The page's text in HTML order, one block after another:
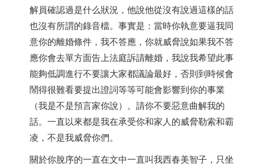
解員確認過是什么狀況，他說他從沒有說過這樣的話
也沒有所謂的錄音檔。事實是：當時你執意要逼我同
意你的離婚條件，我不答應，你就威脅說如果我不答
應你會去單方面告上法庭訴請離婚，我說我希望此事
能夠低調進行不要讓大家都議論最好，否則到時候會
鬧得很難看要提出證詞等等可能會影響到你的事業
（我是不是預言家你說）。請你不要惡意曲解我的
話。一直以來都是我在承受你和家人的威脅勒索和霸
凌，不是我威脅你們。
關於你脫序的一直在文中一直叫我西春美智子，只坐